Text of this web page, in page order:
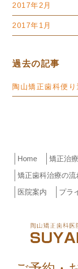
2017年2月
2017年1月
過去の記事
陶山矯正歯科便
Home
矯正治
矯正歯科治療の流
医院案内
プラ